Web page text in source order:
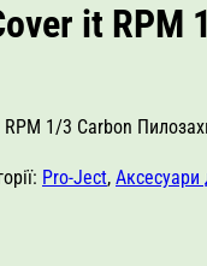
it RPM
1/3 Carbon
Pro-Ject, Аксесуари